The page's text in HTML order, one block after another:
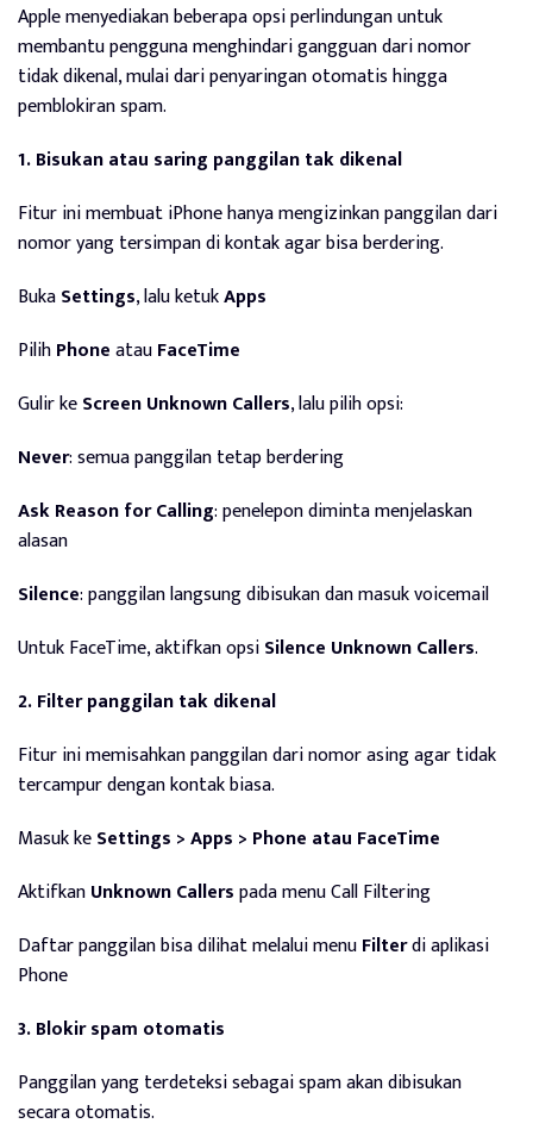
Apple menyediakan beberapa opsi perlindungan untuk
membantu pengguna menghindari gangguan dari nomor
tidak dikenal, mulai dari penyaringan otomatis hingga
pemblokiran spam.
1. Bisukan atau saring panggilan tak dikenal
Fitur ini membuat iPhone hanya mengizinkan panggilan dari
nomor yang tersimpan di kontak agar bisa berdering.
BukaSettings, lalu ketukApps
PilihPhoneatauFaceTime
Gulir keScreen Unknown Callers, lalu pilih opsi:
Never: semua panggilan tetap berdering
Ask Reason for Calling: penelepon diminta menjelaskan
alasan
Silence: panggilan langsung dibisukan dan masuk voicemail
Untuk FaceTime, aktifkan opsiSilence Unknown Callers.
2. Filter panggilan tak dikenal
Fitur ini memisahkan panggilan dari nomor asing agar tidak
tercampur dengan kontak biasa.
Masuk keSettings > Apps > Phone atau FaceTime
AktifkanUnknown Callerspada menu Call Filtering
Daftar panggilan bisa dilihat melalui menuFilterdi aplikasi
Phone
3. Blokir spam otomatis
Panggilan yang terdeteksi sebagai spam akan dibisukan
secara otomatis.